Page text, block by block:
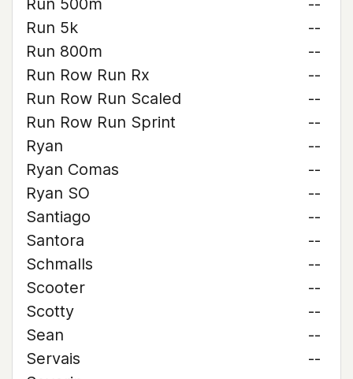
Run 500m
--
Run 5k
--
Run 800m
--
Run Row Run Rx
--
Run Row Run Scaled
--
Run Row Run Sprint
--
Ryan
--
Ryan Comas
--
Ryan SO
--
Santiago
--
Santora
--
Schmalls
--
Scooter
--
Scotty
--
Sean
--
Servais
--